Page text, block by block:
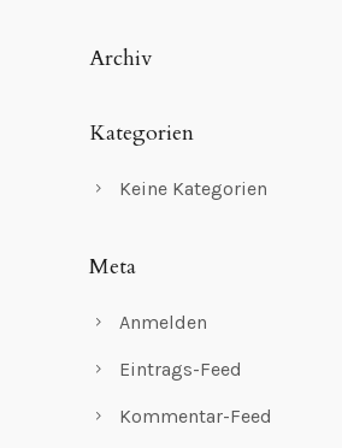
Archiv
Kategorien
Keine Kategorien
Meta
Anmelden
Eintrags-Feed
Kommentar-Feed